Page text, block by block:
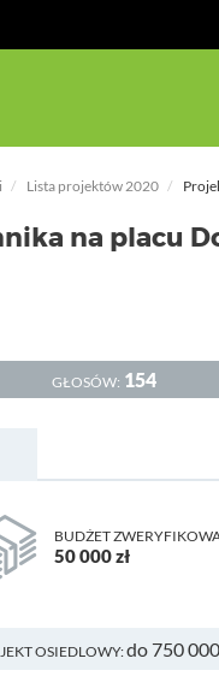
Lista projektów 2020
na placu
GŁOSÓW: 154
BUDŻET
50 000 zł
OSIEDLOWY:do 750 000